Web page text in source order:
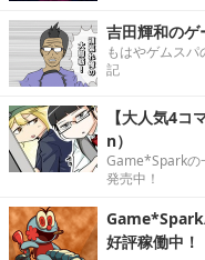
吉田輝和のゲ
もはやゲムス
記
【大人気4
n）
Game*Sparkの
発売中！
好評稼働中！